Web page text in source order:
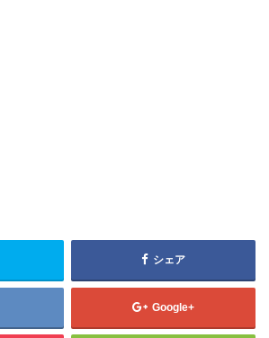
シェア
Google+